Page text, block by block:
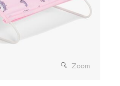
Zoom